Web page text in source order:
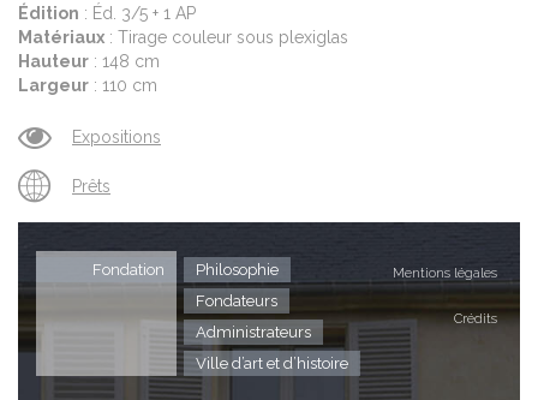
Édition : Éd. 3/5 + 1 AP
Matériaux : Tirage couleur sous plexiglas
Hauteur : 148 cm
Largeur : 110 cm
Expositions
Prêts
Mentions légales
Crédits
Fondation
Philosophie
Fondateurs
Administrateurs
Ville d’art et d’histoire